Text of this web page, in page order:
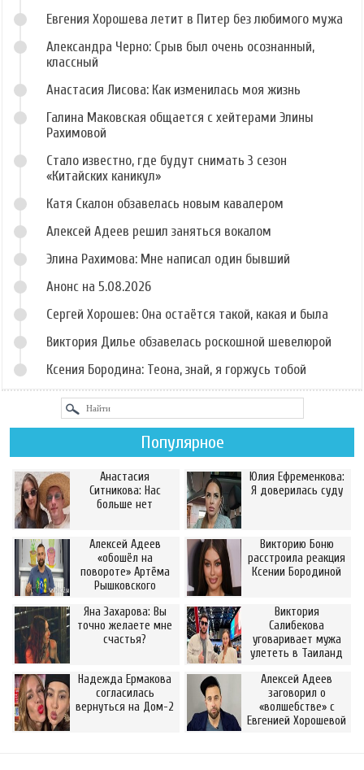
Евгения Хорошева летит в Питер без любимого мужа
Александра Черно: Срыв был очень осознанный,
классный
Анастасия Лисова: Как изменилась моя жизнь
Галина Маковская общается с хейтерами Элины
Рахимовой
Стало известно, где будут снимать 3 сезон
«Китайских каникул»
Катя Скалон обзавелась новым кавалером
Алексей Адеев решил заняться вокалом
Элина Рахимова: Мне написал один бывший
Анонс на 5.08.2026
Сергей Хорошев: Она остаётся такой, какая и была
Виктория Дилье обзавелась роскошной шевелюрой
Ксения Бородина: Теона, знай, я горжусь тобой
Популярное
Анастасия
Ситникова: Нас
больше нет
Юлия Ефременкова:
Я доверилась суду
Алексей Адеев
«обошёл на
повороте» Артёма
Рышковского
Викторию Боню
расстроила реакция
Ксении Бородиной
Яна Захарова: Вы
точно желаете мне
счастья?
Виктория
Салибекова
уговаривает мужа
улететь в Таиланд
Надежда Ермакова
согласилась
вернуться на Дом-2
Алексей Адеев
заговорил о
«волшебстве» с
Евгенией Хорошевой